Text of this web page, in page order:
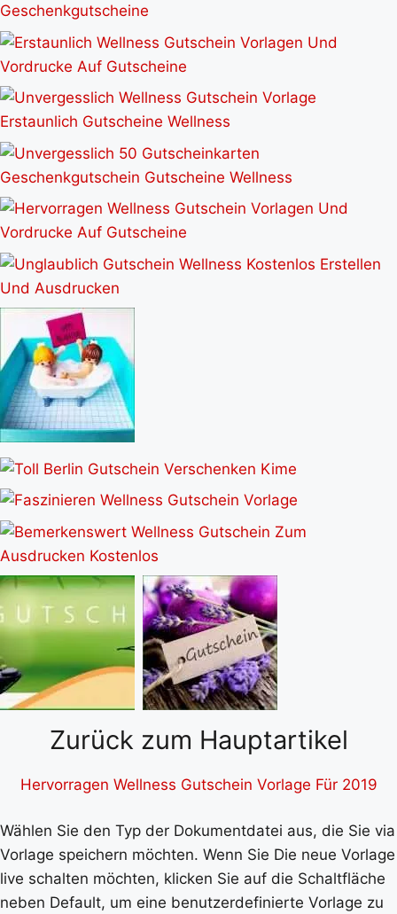
Zurück zum Hauptartikel
Hervorragen Wellness Gutschein Vorlage Für 2019
Wählen Sie den Typ der Dokumentdatei aus, die Sie via
Vorlage speichern möchten. Wenn Sie Die neue Vorlage
live schalten möchten, klicken Sie auf die Schaltfläche
neben Default, um eine benutzerdefinierte Vorlage zu